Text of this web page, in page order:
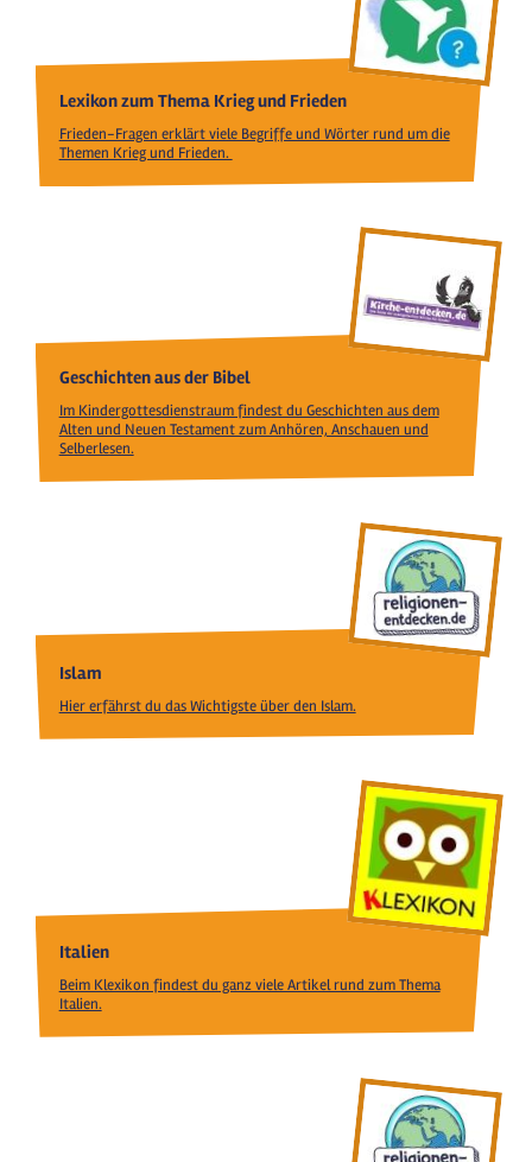
Lexikon zum Thema Krieg und Frieden
Frieden-Fragen erklärt viele Begriffe und Wörter rund um die
Themen Krieg und Frieden.
Geschichten aus der Bibel
Im Kindergottesdienstraum findest du Geschichten aus dem
Alten und Neuen Testament zum Anhören, Anschauen und
Selberlesen.
Islam
Hier erfährst du das Wichtigste über den Islam.
Italien
Beim Klexikon findest du ganz viele Artikel rund zum Thema
Italien.